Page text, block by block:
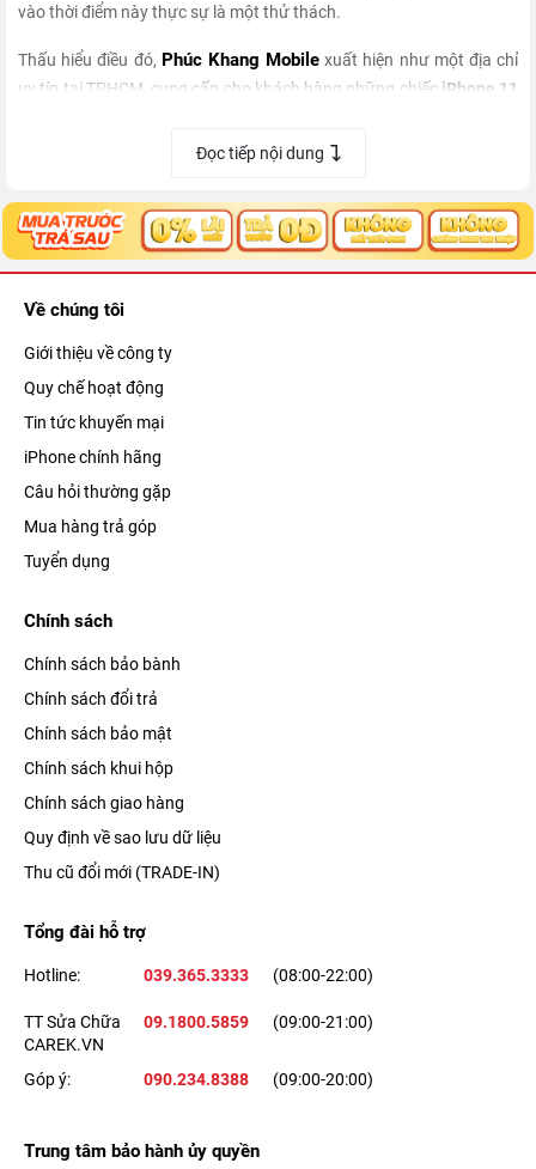
vào thời điểm này thực sự là một thử thách.
Thấu hiểu điều đó, Phúc Khang Mobile xuất hiện như một địa chỉ
uy tín tại TPHCM, cung cấp cho khách hàng những chiếc iPhone 11
main đến màn hình đều đúng chuẩn Apple, giúp bạn yên tâm sử
Nội dung chính trong bài:
iPhone 11 cũ vẫn 'ngon' bất chấp tuổi tác
Bảng thông số kỹ thuật chi tiết iPhone 11 cũ
Tại sao iPhone 11 vẫn là 'món hời' không thể bỏ qua trong
Bạn thuộc nhóm 'nên' hay 'không nên' chốt đơn iPhone 11?
Hiểu rõ về tình trạng máy tại Phúc Khang Mobile
3 bước test nhanh từ thợ lành nghề khi đi mua iPhone 11
Nên chọn iPhone 11, iPhone XR hay cố lên iPhone 12?
Yêm tâm mua iPhone 11 cũ tại Phúc Khang Mobile với
Nguồn tham khảo
Một số câu hỏi thường gặp
Đọc tiếp nội dung
Về chúng tôi
Giới thiệu về công ty
Quy chế hoạt động
Tin tức khuyến mại
iPhone chính hãng
Câu hỏi thường gặp
Mua hàng trả góp
Tuyển dụng
Chính sách
Chính sách bảo bành
Chính sách đổi trả
Chính sách bảo mật
Chính sách khui hộp
Chính sách giao hàng
Quy định về sao lưu dữ liệu
Thu cũ đổi mới (TRADE-IN)
Tổng đài hỗ trợ
Hotline: 039.365.3333 (08:00-22:00)
TT Sửa Chữa
CAREK.VN
09.1800.5859 (09:00-21:00)
Góp ý: 090.234.8388 (09:00-20:00)
Trung tâm bảo hành ủy quyền